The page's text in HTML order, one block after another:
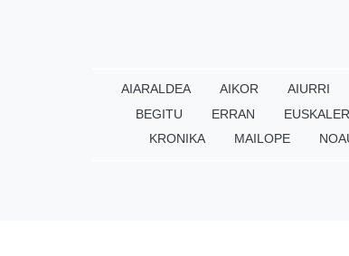
AIARALDEA AIKOR AIURRI
BEGITU
ERRAN
KRONIKA
MAILOPE